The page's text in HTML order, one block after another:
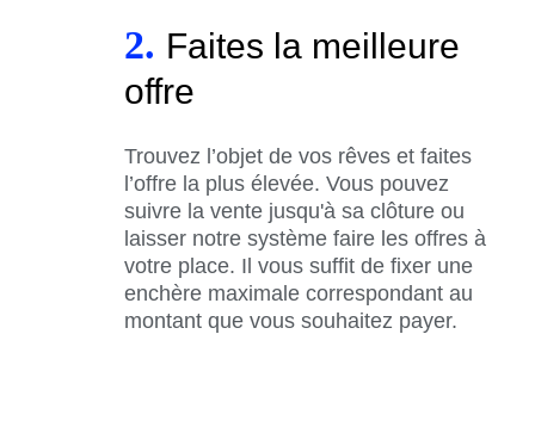
2. Faites la meilleure
offre
Trouvez l’objet de vos rêves et faites
l’offre la plus élevée. Vous pouvez
suivre la vente jusqu'à sa clôture ou
laisser notre système faire les offres à
votre place. Il vous suffit de fixer une
enchère maximale correspondant au
montant que vous souhaitez payer.